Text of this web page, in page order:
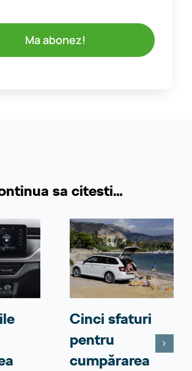
Ma abonez!
sa citesti…
Cinci sfaturi
pentru
cumpărarea